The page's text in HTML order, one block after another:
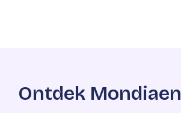
Ontdek Mondiaen